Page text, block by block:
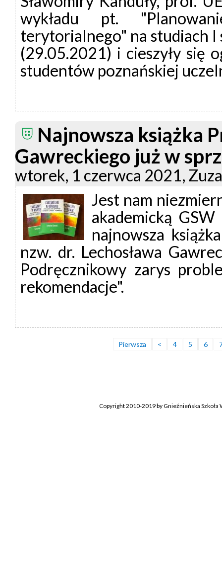
wykładu pt.
terytorialnego" na studiach I
(29.05.2021) i cieszyły się
studentów poznańskiej
Najnowsza książka
Gawreckiego już w
wtorek, 1 czerwca 2021,
Jest nam
akademicką
najnowsza
nzw. dr. Lechosława
Podręcznikowy zarys
rekomendacje".
Pierwsza < 4 5 6
Copyright 2010-2019 by Gnieźnieńska